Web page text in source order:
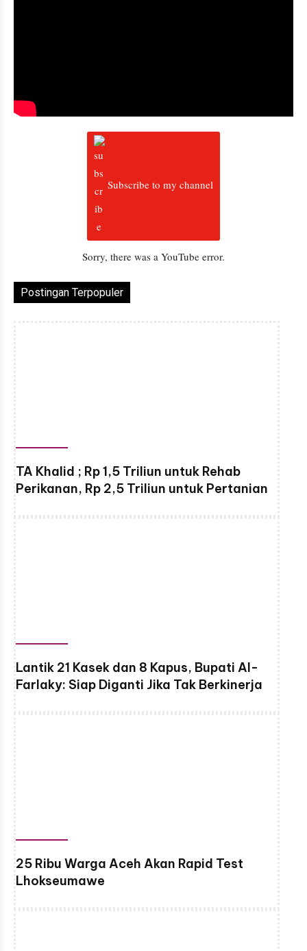
Subscribe to my channel
Sorry, there was a YouTube error.
Postingan Terpopuler
TA Khalid ; Rp 1,5 Triliun untuk Rehab
Perikanan, Rp 2,5 Triliun untuk Pertanian
Lantik 21 Kasek dan 8 Kapus, Bupati Al-
Farlaky: Siap Diganti Jika Tak Berkinerja
25 Ribu Warga Aceh Akan Rapid Test
Lhokseumawe